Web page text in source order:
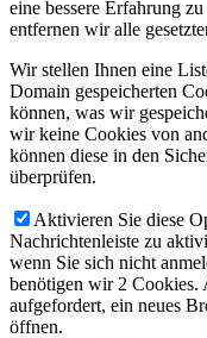
eine bessere Erfahrung
entfernen wir alle
Wir stellen Ihnen eine
Domain gespeicherten
können, was wir
wir keine Cookies von
können diese in den
überprüfen.
Aktivieren Sie diese
Nachrichtenleiste zu
wenn Sie sich nicht
benötigen wir 2 Cookies.
aufgefordert, ein neues
öffnen.